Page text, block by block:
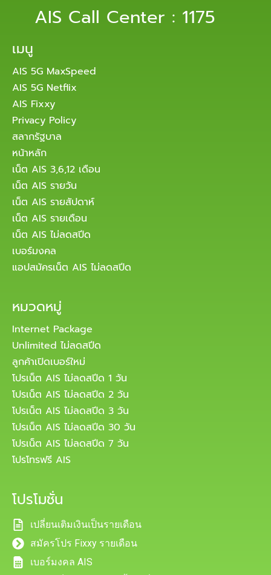
AIS Call Center : 1175
เมนู
AIS 5G MaxSpeed
AIS 5G Netflix
AIS Fixxy
Privacy Policy
สลากรัฐบาล
หน้าหลัก
เน็ต AIS 3,6,12 เดือน
เน็ต AIS รายวัน
เน็ต AIS รายสัปดาห์
เน็ต AIS รายเดือน
เน็ต AIS ไม่ลดสปีด
เบอร์มงคล
แอปสมัครเน็ต AIS ไม่ลดสปีด
หมวดหมู่
Internet Package
Unlimited ไม่ลดสปีด
ลูกค้าเปิดเบอร์ใหม่
โปรเน็ต AIS ไม่ลดสปีด 1 วัน
โปรเน็ต AIS ไม่ลดสปีด 2 วัน
โปรเน็ต AIS ไม่ลดสปีด 3 วัน
โปรเน็ต AIS ไม่ลดสปีด 30 วัน
โปรเน็ต AIS ไม่ลดสปีด 7 วัน
โปรโทรฟรี AIS
โปรโมชั่น
เปลี่ยนเติมเงินเป็นรายเดือน
สมัครโปร Fixxy รายเดือน
เบอร์มงคล AIS